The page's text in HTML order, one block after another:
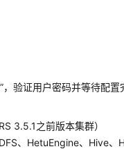
验证用户密码并等待配置
3.5.1之前版本集群）
、HetuEngine、Hive、